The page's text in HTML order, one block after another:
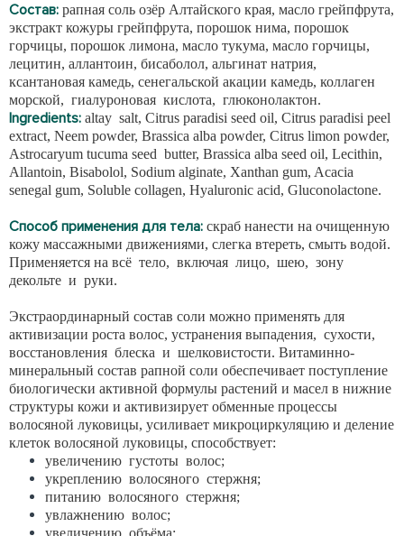
Состав: рапная соль озёр Алтайского края, масло грейпфрута,
экстракт кожуры грейпфрута, порошок нима, порошок
горчицы, порошок лимона, масло тукума, масло горчицы,
лецитин, аллантоин, бисаболол, альгинат натрия,
ксантановая камедь, сенегальской акации камедь, коллаген
морской, гиалуроновая кислота, глюконолактон.
Ingredients: аltay salt, Citrus paradisi seed oil, Citrus paradisi peel
extract, Neem powder, Brassica alba powder, Citrus limon powder,
Astrocaryum tucuma seed butter, Brassica alba seed oil, Lecithin,
Allantoin, Вisabolol, Sodium alginate, Xanthan gum, Acacia
senegal gum, Soluble collagen, Hyaluronic acid, Gluconolactone.
Способ применения для тела: скраб нанести на очищенную
кожу массажными движениями, слегка втереть, смыть водой.
Применяется на всё тело, включая лицо, шею, зону
декольте и руки.
Экстраординарный состав соли можно применять для
активизации роста волос, устранения выпадения, сухости,
восстановления блеска и шелковистости. Витаминно-
минеральный состав рапной соли обеспечивает поступление
биологически активной формулы растений и масел в нижние
структуры кожи и активизирует обменные процессы
волосяной луковицы, усиливает микроциркуляцию и деление
клеток волосяной луковицы, способствует:
увеличению густоты волос;
укреплению волосяного стержня;
питанию волосяного стержня;
увлажнению волос;
увеличению объёма;